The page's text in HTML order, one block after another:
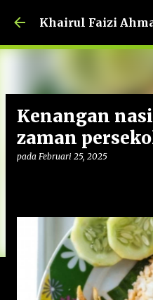
Langkau ke
Khairul Faizi
Kenangan
zaman
pada Februari 25, 2025